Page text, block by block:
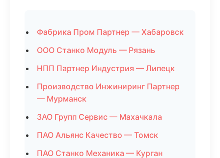
Фабрика Пром Партнер — Хабаровск
ООО Станко Модуль — Рязань
НПП Партнер Индустрия — Липецк
Производство Инжиниринг Партнер
— Мурманск
ЗАО Групп Сервис — Махачкала
ПАО Альянс Качество — Томск
ПАО Станко Механика — Курган